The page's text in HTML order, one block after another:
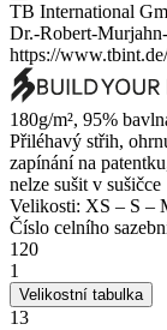
TB International
Dr.-Robert-
https://
180g/m², 95%
Přiléhavý střih,
zapínání na
nelze sušit v sušičce
Velikosti: XS – S –
Číslo celního
120
1
Velikostní tabulka
13